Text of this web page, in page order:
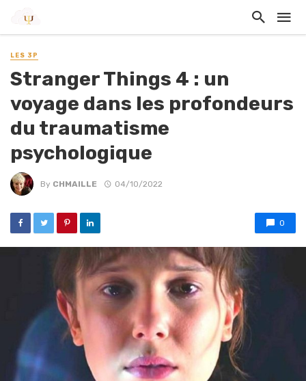
LES 3P
Stranger Things 4 : un
voyage dans les profondeurs
du traumatisme
psychologique
By CHMAILLE 04/10/2022
0